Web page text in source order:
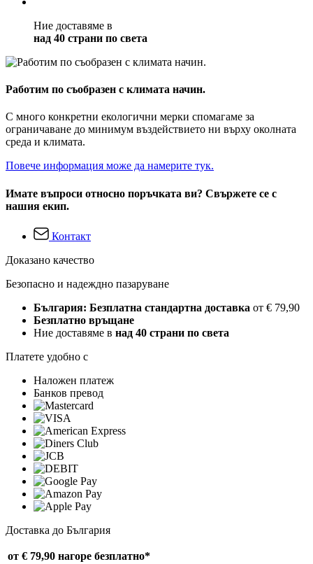
Ние доставяме в
над 40 страни по света
Работим по съобразен с климата начин.
С много конкретни екологични мерки спомагаме за
ограничаване до минимум въздействието ни върху околната
среда и климата.
Повече информация може да намерите тук.
Имате въпроси относно поръчката ви? Свържете се с
нашия екип.
Контакт
Доказано качество
Безопасно и надеждно пазаруване
България: Безплатна стандартна доставка от € 79,90
Безплатно връщане
Ние доставяме в над 40 страни по света
Платете удобно с
Наложен платеж
Банков превод
Доставка до България
от € 79,90 нагоре безплатно*